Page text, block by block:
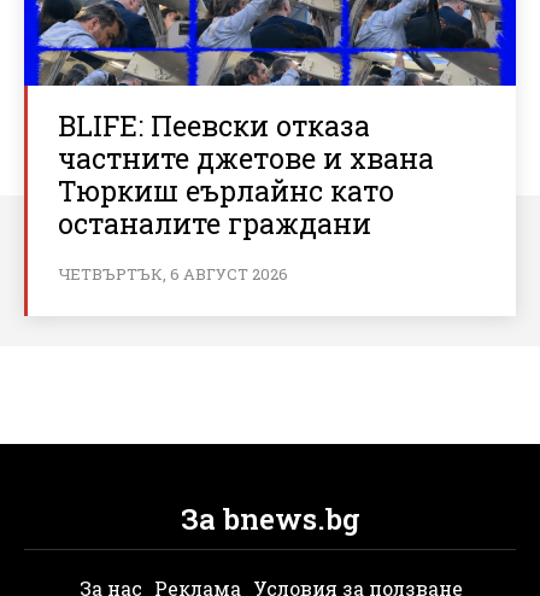
BLIFE: Пеевски отказа
частните джетове и хвана
Тюркиш еърлайнс като
останалите граждани
ЧЕТВЪРТЪК, 6 АВГУСТ 2026
За bnews.bg
За нас Реклама Условия за ползване